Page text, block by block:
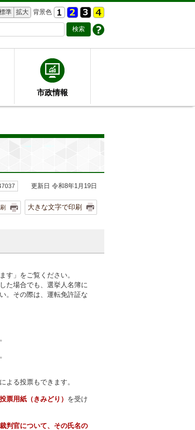
準 拡大 背景色
市政情報
更新日 令和8年1月19日
大きな文字で印刷
す」をご覧ください。
た場合でも、選挙人名簿に
。その際は、運転免許証な
よる投票もできます。
票用紙（きみどり） を受け
判官について、その氏名の